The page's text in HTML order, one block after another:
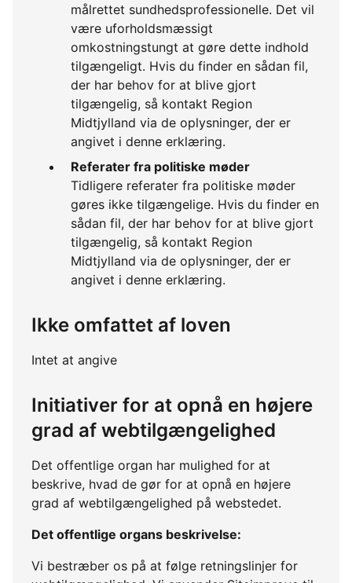
målrettet sundhedsprofessionelle. Det vil
være uforholdsmæssigt
omkostningstungt at gøre dette indhold
tilgængeligt. Hvis du finder en sådan fil,
der har behov for at blive gjort
tilgængelig, så kontakt Region
Midtjylland via de oplysninger, der er
angivet i denne erklæring.
Referater fra politiske møder
Tidligere referater fra politiske møder
gøres ikke tilgængelige. Hvis du finder en
sådan fil, der har behov for at blive gjort
tilgængelig, så kontakt Region
Midtjylland via de oplysninger, der er
angivet i denne erklæring.
Ikke omfattet af loven
Intet at angive
Initiativer for at opnå en højere
grad af webtilgængelighed
Det offentlige organ har mulighed for at
beskrive, hvad de gør for at opnå en højere
grad af webtilgængelighed på webstedet.
Det offentlige organs beskrivelse:
Vi bestræber os på at følge retningslinjer for